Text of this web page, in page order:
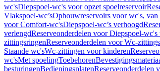
wc'sDiepspoel-wc's voor opzet spoelreservoir
Vlakspoel-wc’sOpbouwreservoirs voor wc's, van
voor Comfort-wc'sDiepspoel-wc’s verhoogd
verlengdReserveonderdelen voor Diepspoel-wc's
zittingsringenReserveonderdelen voor Wc-
Staande wc'sWc-zittingen voor kinderen
wc'sMet spoelingToebehoren
besturingenBedieningsplatenReserveonderdelen